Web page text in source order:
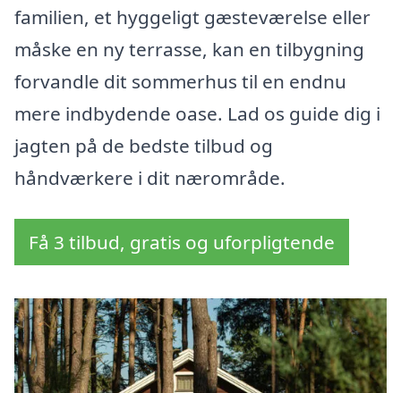
familien, et hyggeligt gæsteværelse eller
måske en ny terrasse, kan en tilbygning
forvandle dit sommerhus til en endnu
mere indbydende oase. Lad os guide dig i
jagten på de bedste tilbud og
håndværkere i dit nærområde.
Få 3 tilbud, gratis og uforpligtende